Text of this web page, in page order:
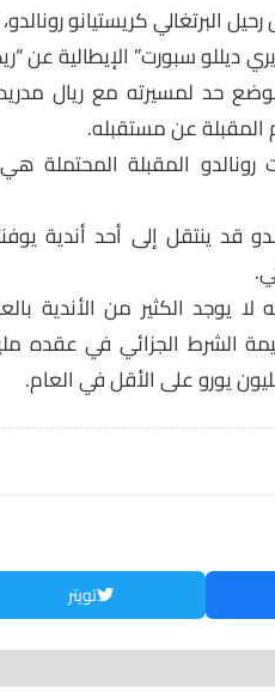
البرتغالي كريستيانو
سبورت” الإيطالية عن
بوضع حد لمسيرته مع ريال
المقبلة عن مستقبله.
المقبلة المحتملة هي
قد ينتقل إلى أحد أندية
لا يوجد الكثير من الأندية
الشرط الجزائي في عقده
تويتر